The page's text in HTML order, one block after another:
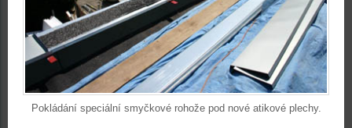
Pokládání speciální smyčkové rohože pod nové atikové plechy.